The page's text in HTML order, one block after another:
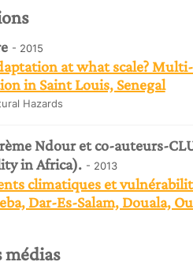
- 2015
at what scale?
in Saint Louis, Senegal
Hazards
Ndour et co-auteurs-
in Africa). - 2013
climatiques et
Dar-Es-Salam, Douala,
médias